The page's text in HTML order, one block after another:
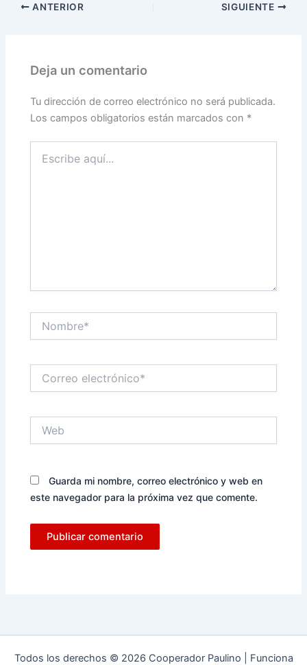
ANTERIOR SIGUIENTE
Deja un comentario
Tu dirección de correo electrónico no será publicada.
Los campos obligatorios están marcados con *
aquí...
electrónico*
Guarda mi nombre, correo electrónico y web en
este navegador para la próxima vez que comente.
Todos los derechos © 2026 Cooperador Paulino | Funciona